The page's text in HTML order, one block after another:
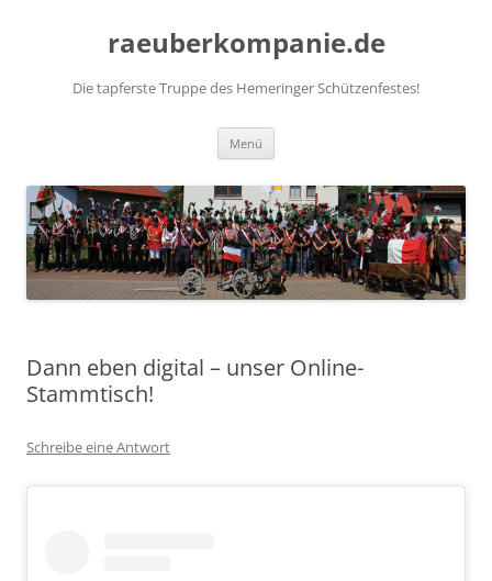
raeuberkompanie.de
Die tapferste Truppe des Hemeringer Schützenfestes!
Menü
Dann eben digital – unser Online-
Stammtisch!
Schreibe eine Antwort